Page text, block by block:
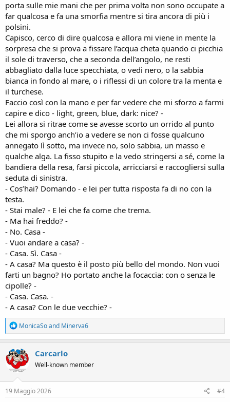
porta sulle mie mani che per prima volta non sono occupate a
far qualcosa e fa una smorfia mentre si tira ancora di più i
polsini.
Capisco, cerco di dire qualcosa e allora mi viene in mente la
sorpresa che si prova a fissare l’acqua cheta quando ci picchia
il sole di traverso, che a seconda dell’angolo, ne resti
abbagliato dalla luce specchiata, o vedi nero, o la sabbia
bianca in fondo al mare, o i riflessi di un colore tra la menta e
il turchese.
Faccio così con la mano e per far vedere che mi sforzo a farmi
capire e dico - light, green, blue, dark: nice? -
Lei allora si ritrae come se avesse scorto un orrido al punto
che mi sporgo anch’io a vedere se non ci fosse qualcuno
annegato lì sotto, ma invece no, solo sabbia, un masso e
qualche alga. La fisso stupito e la vedo stringersi a sé, come la
bandiera della resa, farsi piccola, arricciarsi e raccogliersi sulla
seduta di sinistra.
- Cos’hai? Domando - e lei per tutta risposta fa di no con la
testa.
- Stai male? - E lei che fa come che trema.
- Ma hai freddo? -
- No. Casa -
- Vuoi andare a casa? -
- Casa. Sì. Casa -
- A casa? Ma questo è il posto più bello del mondo. Non vuoi
farti un bagno? Ho portato anche la focaccia: con o senza le
cipolle? -
- Casa. Casa. -
- A casa? Con le due vecchie? -
R
e
a
c
t
i
o
n
s
MonicaSoand Minerva6
Carcarlo
Well-known member
19 Maggio 2026 #4